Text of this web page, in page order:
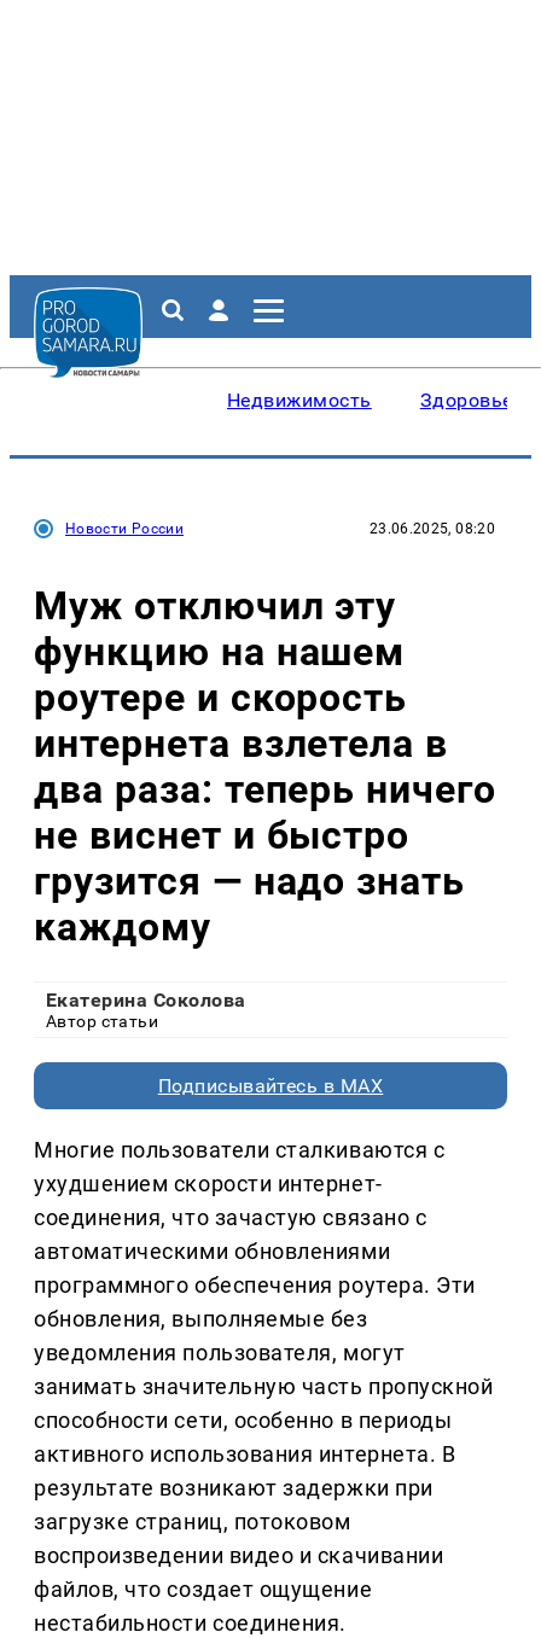
Недвижимость Здоровье
Новости России 23.06.2025, 08:20
Муж отключил эту
функцию на нашем
роутере и скорость
интернета взлетела в
два раза: теперь ничего
не виснет и быстро
грузится — надо знать
каждому
Екатерина Соколова
Автор статьи
Подписывайтесь в MAX
Многие пользователи сталкиваются с
ухудшением скорости интернет-
соединения, что зачастую связано с
автоматическими обновлениями
программного обеспечения роутера. Эти
обновления, выполняемые без
уведомления пользователя, могут
занимать значительную часть пропускной
способности сети, особенно в периоды
активного использования интернета. В
результате возникают задержки при
загрузке страниц, потоковом
воспроизведении видео и скачивании
файлов, что создает ощущение
нестабильности соединения.